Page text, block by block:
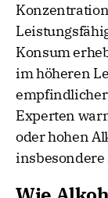
Konsum
im höheren
empfindlicher
Experten
oder hohen
insbesondere